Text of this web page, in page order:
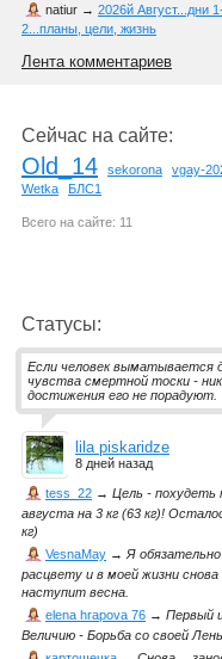
natiur → 2026й Август...дни
2...планы, цели, жизнь
Лента комментариев
Сейчас на сайте:
Old_14 sekorona
vgay-
Wetka
БЛС1
Всего на сайте: 11
Статусы:
Если человек выматывается
чувства смертной тоски -
достижения его не порадуют.
lila piskaridze
8 дней назад
tess_22 → Цель - похудеть
августа на 3 кг (63 кг)!
кг)
VesnaMay →Я обязательно
расцвету и в моей жизни снова
наступит весна.
elena hrapova 76 → Первый
Величию - Борьба со своей